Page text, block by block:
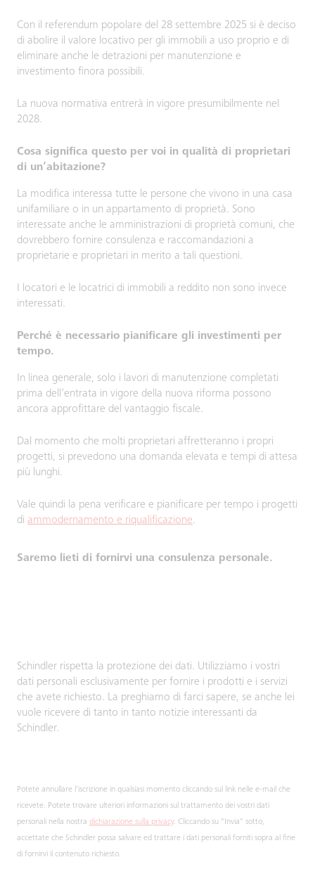
Con il referendum popolare del 28 settembre 2025 si è deciso
di abolire il valore locativo per gli immobili a uso proprio e di
eliminare anche le detrazioni per manutenzione e
investimento finora possibili.
La nuova normativa entrerà in vigore presumibilmente nel
2028.
Cosa significa questo per voi in qualità di proprietari
di un’abitazione?
La modifica interessa tutte le persone che vivono in una casa
unifamiliare o in un appartamento di proprietà. Sono
interessate anche le amministrazioni di proprietà comuni, che
dovrebbero fornire consulenza e raccomandazioni a
proprietarie e proprietari in merito a tali questioni.
I locatori e le locatrici di immobili a reddito non sono invece
interessati.
Perché è necessario pianificare gli investimenti per
tempo.
In linea generale, solo i lavori di manutenzione completati
prima dell’entrata in vigore della nuova riforma possono
ancora approfittare del vantaggio fiscale.
Dal momento che molti proprietari affretteranno i propri
progetti, si prevedono una domanda elevata e tempi di attesa
più lunghi.
Vale quindi la pena verificare e pianificare per tempo i progetti
di ammodernamento e riqualificazione.
Saremo lieti di fornirvi una consulenza personale.
Schindler rispetta la protezione dei dati. Utilizziamo i vostri
dati personali esclusivamente per fornire i prodotti e i servizi
che avete richiesto. La preghiamo di farci sapere, se anche lei
vuole ricevere di tanto in tanto notizie interessanti da
Schindler.
Potete annullare l'iscrizione in qualsiasi momento cliccando sul link nelle e-mail che
ricevete. Potete trovare ulteriori informazioni sul trattamento dei vostri dati
personali nella nostra dichiarazione sulla privacy. Cliccando su "Invia" sotto,
accettate che Schindler possa salvare ed trattare i dati personali forniti sopra al fine
di fornirvi il contenuto richiesto.